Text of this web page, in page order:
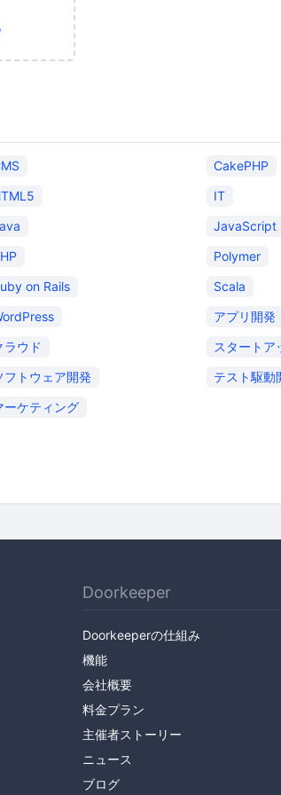
CakePHP
IT
JavaScript
Polymer
on Rails
Scala
アプリ開発
ラウド
スタートア
フトウェア開発
テスト駆動
ーケティング
Doorkeeper
Doorkeeperの仕組み
機能
会社概要
料金プラン
主催者ストーリー
ニュース
ブログ